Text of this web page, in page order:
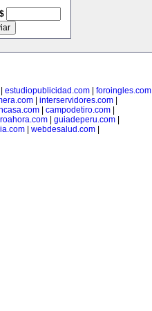
estudiopublicidad.com| foroingles.com
interservidores.com
| campodetiro.com|
| guiadeperu.com|
webdesalud.com